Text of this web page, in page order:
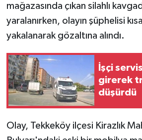
mağazasında çıkan silahlı
yaralanırken, olayın şüphelisi
yakalanarak gözaltına alındı.
İşçi
girerek
düşürdü
Olay, Tekkeköy ilçesi Kirazlık